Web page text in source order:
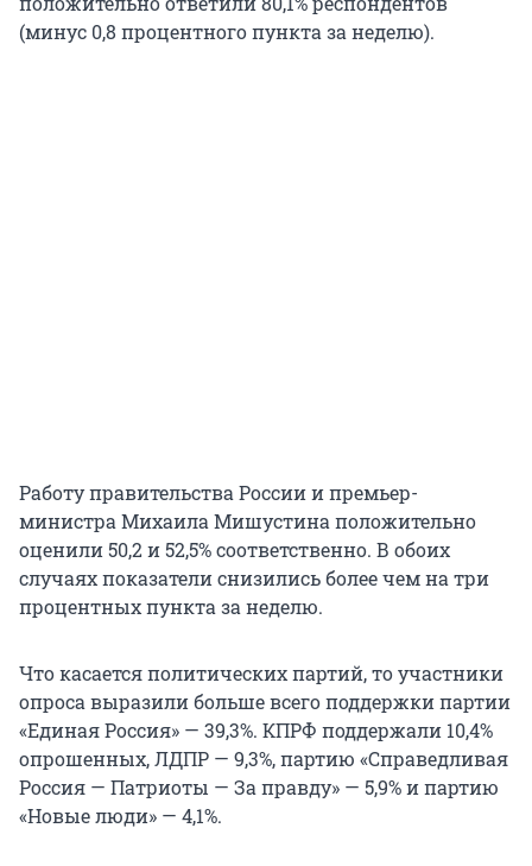
(минус 0,8 процентного пункта за неделю).
Работу правительства России и премьер-
министра Михаила Мишустина положительно
оценили 50,2 и 52,5% соответственно. В обоих
случаях показатели снизились более чем на три
процентных пункта за неделю.
Что касается политических партий, то участники
опроса выразили больше всего поддержки партии
«Единая Россия» — 39,3%. КПРФ поддержали 10,4%
опрошенных, ЛДПР — 9,3%, партию «Справедливая
Россия — Патриоты — За правду» — 5,9% и партию
«Новые люди» — 4,1%.